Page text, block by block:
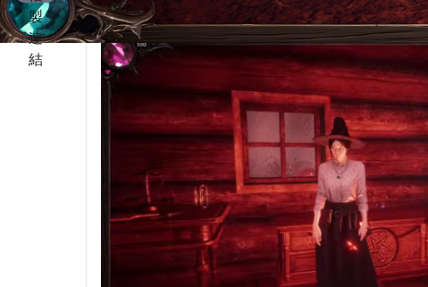
You will probably die, but it gets easier